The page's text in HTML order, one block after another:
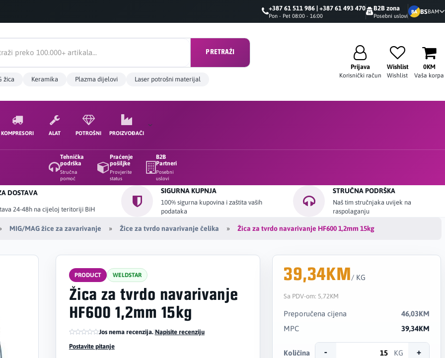
+387 61 511 986 | +387 61 493 470
Pon - Pet 08:00 - 16:00
B2B zona
Posebni uslovi
BA BSBAM
PRETRAŽI
žica Keramika Plazma dijelovi Laser potrošni materijal
Prijava
Korisnički račun
Wishlist
Wishlist
0KM
Vaša korpa
KOMPRESORI ALAT POTROŠNI PROIZVOĐAČI
Tehnička
podrška
Stručna
pomoć
Praćenje
pošiljke
Provjerite
status
B2B
Partneri
Posebni
uslovi
DOSTAVA
24-48h na cijeloj teritoriji BiH
SIGURNA KUPNJA
100% sigurna kupovina i zaštita vaših
podataka
STRUČNA PODRŠKA
Naš tim stručnjaka uvijek na
raspolaganju
MIG/MAG žice za zavarivanje Žice za tvrdo navarivanje čelika Žica za tvrdo navarivanje HF600 1,2mm 15kg
PRODUCT WELDSTAR
Žica za tvrdo navarivanje
HF600 1,2mm 15kg
Jos nema recenzija.|Napisite recenziju
Postavite pitanje
39,34KM/ KG
Sa PDV-om: 5,72KM
Preporučena cijena
46,03KM
MPC
39,34KM
Količina - KG +